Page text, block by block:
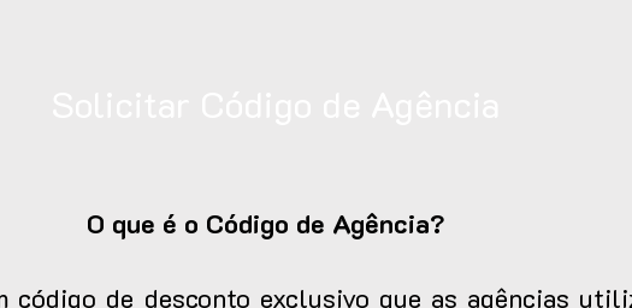
O que é o Código de Agência?
código de desconto exclusivo que as agências